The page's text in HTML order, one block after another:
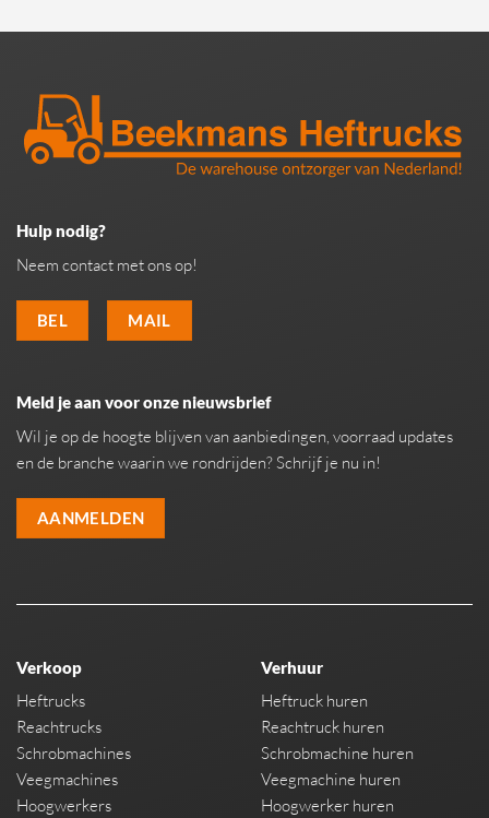
Hulp nodig?
Neem contact met ons op!
BEL MAIL
Meld je aan voor onze nieuwsbrief
Wil je op de hoogte blijven van aanbiedingen, voorraad updates
en de branche waarin we rondrijden? Schrijf je nu in!
AANMELDEN
Verkoop
Heftrucks
Reachtrucks
Schrobmachines
Veegmachines
Hoogwerkers
Verhuur
Heftruck huren
Reachtruck huren
Schrobmachine huren
Veegmachine huren
Hoogwerker huren